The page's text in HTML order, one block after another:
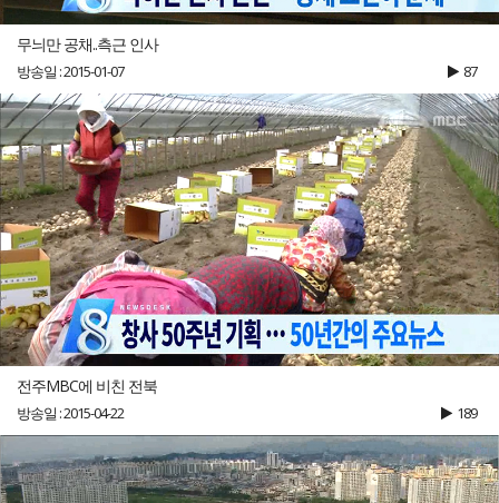
무늬만 공채..측근 인사
방송일 : 2015-01-07 87
전주MBC에 비친 전북
방송일 : 2015-04-22 189